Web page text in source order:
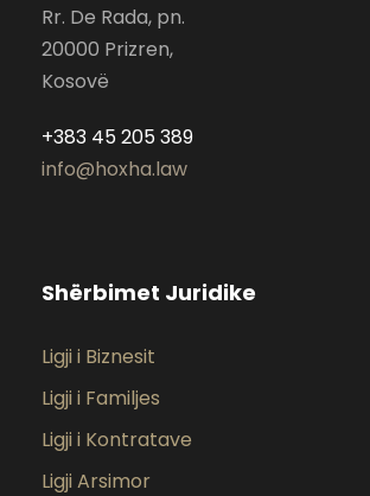
Rr. De Rada, pn.
20000 Prizren,
Kosovë
+383 45 205 389
info@hoxha.law
Shërbimet Juridike
Ligji i Biznesit
Ligji i Familjes
Ligji i Kontratave
Ligji Arsimor